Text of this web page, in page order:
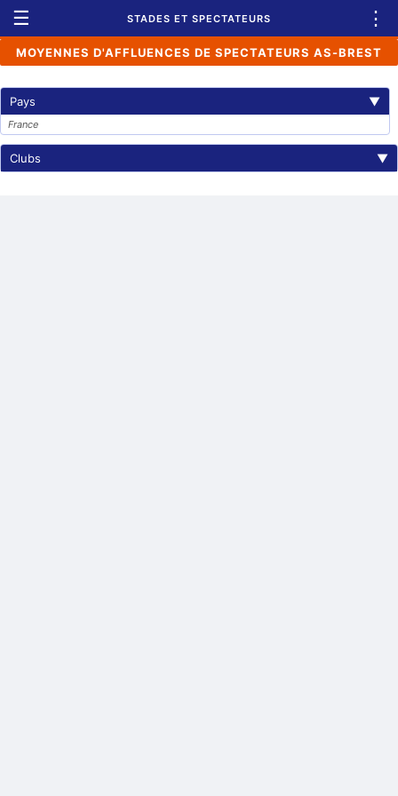
☰ STADES ET SPECTATEURS ⋮
MOYENNES D'AFFLUENCES DE SPECTATEURS AS-BREST
Pays ▼
France
Clubs ▼